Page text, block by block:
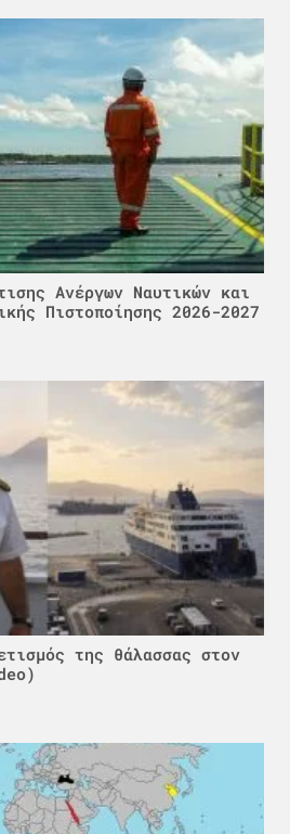
Ανέργων Ναυτικών και
Πιστοποίησης 2026-2027
της θάλασσας στον